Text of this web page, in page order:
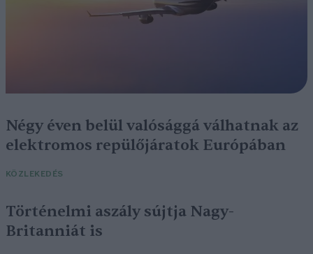
Négy éven belül valósággá válhatnak az
elektromos repülőjáratok Európában
KÖZLEKEDÉS
Történelmi aszály sújtja Nagy-
Britanniát is